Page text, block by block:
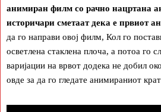
анимиран филм со рачно нацртана
историчари сметаат дека е првиот
да го направи овој филм, Кол го
осветлена стаклена плоча, а потоа го
варијации на врвот додека не добил
овде за да го гледате анимираниот